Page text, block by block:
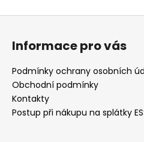
Z
Informace pro vás
Podmínky ochrany osobních
Obchodní podmínky
Kontakty
Postup při nákupu na splátky